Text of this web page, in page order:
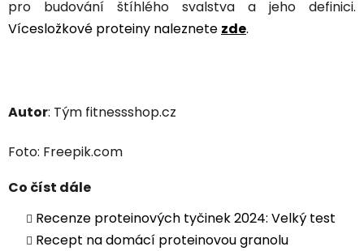
pro budování štíhlého svalstva a jeho definici.
Vícesložkové proteiny naleznete zde.
Autor: Tým fitnessshop.cz
Foto: Freepik.com
Co číst dále
Recenze proteinových tyčinek 2024: Velký test
Recept na domácí proteinovou granolu